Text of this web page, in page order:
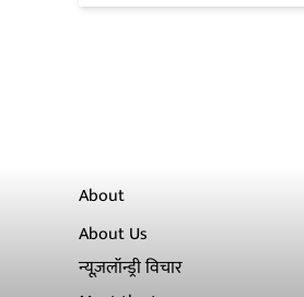
About
About Us
न्यूज़लॉन्ड्री विचार